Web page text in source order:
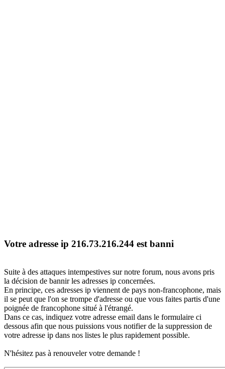
Votre adresse ip 216.73.216.244 est banni
Suite à des attaques intempestives sur notre forum, nous avons pris
la décision de bannir les adresses ip concernées.
En principe, ces adresses ip viennent de pays non-francophone, mais
il se peut que l'on se trompe d'adresse ou que vous faites partis d'une
poignée de francophone situé à l'étrangé.
Dans ce cas, indiquez votre adresse email dans le formulaire ci
dessous afin que nous puissions vous notifier de la suppression de
votre adresse ip dans nos listes le plus rapidement possible.
N'hésitez pas à renouveler votre demande !